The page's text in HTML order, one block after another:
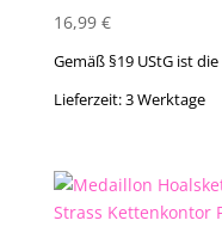
16,99 €
Gemäß §19 UStG ist
Lieferzeit:3 Werktage